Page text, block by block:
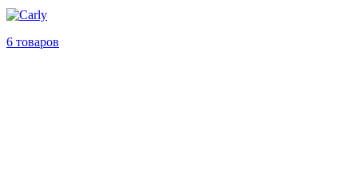
6 товаров